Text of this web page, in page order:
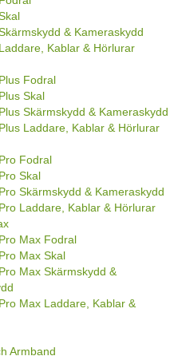
& Kameraskydd
Kablar & Hörlurar
Fodral
Skal
Skärmskydd & Kameraskydd
Laddare, Kablar & Hörlurar
Fodral
Skal
Skärmskydd & Kameraskydd
Laddare, Kablar & Hörlurar
Max Fodral
Max Skal
Max Skärmskydd &
Max Laddare, Kablar &
Armband